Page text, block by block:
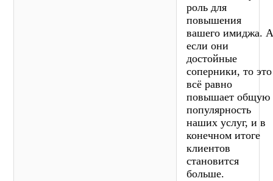
роль для
повышения
вашего имиджа.
если они
достойные
соперники, то это
всё равно
повышает общую
популярность
наших услуг, и в
конечном итоге
клиентов
становится
больше.